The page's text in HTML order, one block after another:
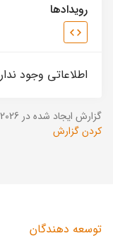
رویدادها
اطلاعاتی وجود
گزارش ایجاد شده در 2026-08-07 ساعت 18:56:04 (UTC +03:30).
کردن گزارش
توسعه دهندگان